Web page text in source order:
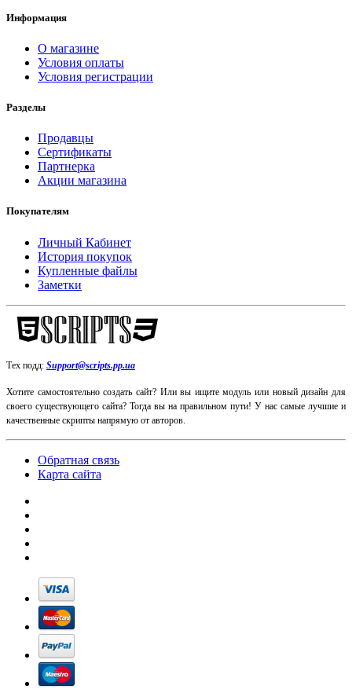
Информация
О магазине
Условия оплаты
Условия регистрации
Разделы
Продавцы
Сертификаты
Партнерка
Акции магазина
Покупателям
Личный Кабинет
История покупок
Купленные файлы
Заметки
Тех подд: Support@scripts.pp.ua
Хотите самостоятельно создать сайт? Или вы ищите модуль или новый дизайн для
своего существующего сайта? Тогда вы на правильном пути! У нас самые лучшие и
качественные скрипты напрямую от авторов.
Обратная связь
Карта сайта